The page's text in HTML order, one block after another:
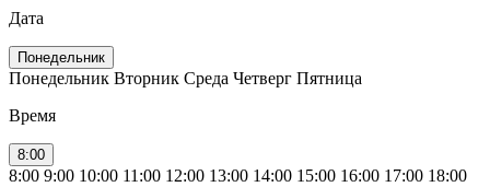
Дата
Понедельник
Понедельник Вторник Среда Четверг Пятница
Время
8:00
8:00 9:00 10:00 11:00 12:00 13:00 14:00 15:00 16:00 17:00 18:00